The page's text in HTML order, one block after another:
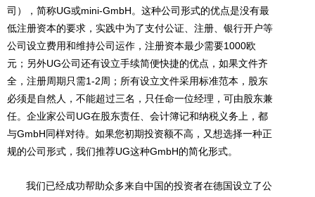
司），简称UG或mini-GmbH。这种公司形式的优点是没有最
低注册资本的要求，实践中为了支付公证、注册、银行开户等
公司设立费用和维持公司运作，注册资本最少需要1000欧
元；另外UG公司还有设立手续简便快捷的优点，如果文件齐
全，注册周期只需1-2周；所有设立文件采用标准范本，股东
必须是自然人，不能超过三名，只任命一位经理，可由股东兼
任。企业家公司UG在股东责任、会计簿记和纳税义务上，都
与GmbH同样对待。如果您初期投资额不高，又想选择一种正
规的公司形式，我们推荐UG这种GmbH的简化形式。
我们已经成功帮助众多来自中国的投资者在德国设立了公